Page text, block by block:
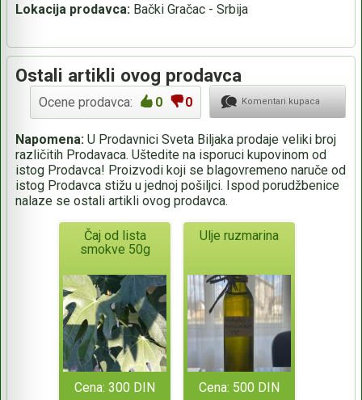
Lokacija prodavca: Bački Gračac - Srbija
Ostali artikli ovog prodavca
Ocene prodavca: 0 0 Komentari kupaca
Napomena: U Prodavnici Sveta Biljaka prodaje veliki broj
različitih Prodavaca. Uštedite na isporuci kupovinom od
istog Prodavca! Proizvodi koji se blagovremeno naruče od
istog Prodavca stižu u jednoj pošiljci. Ispod porudžbenice
nalaze se ostali artikli ovog prodavca.
Čaj od lista
smokve 50g
Cena: 300 DIN
Ulje ruzmarina
Cena: 500 DIN